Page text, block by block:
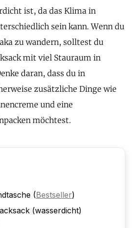
ist, da das Klima in
sein kann. Wenn du
zu wandern, solltest du
mit viel Stauraum in
daran, dass du in
zusätzliche Dinge wie
und eine
möchtest.
(Bestseller)
(wasserdicht)